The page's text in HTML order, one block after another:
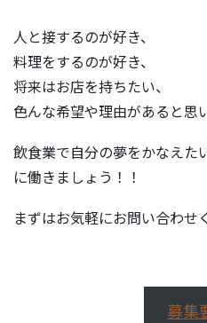
人と接するのが好き、
料理をするのが好き、
将来はお店を持ちたい、
色んな希望や理由があると思
飲食業で自分の夢をかなえた
に働きましょう！！
まずはお気軽にお問い合わせ
募集